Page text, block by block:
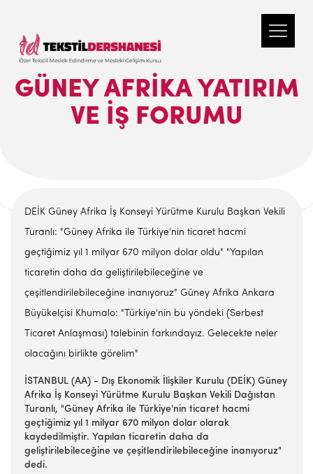
GÜNEY AFRIKA YATIRIM
VE İŞ FORUMU
DEİK Güney Afrika İş Konseyi Yürütme Kurulu Başkan Vekili
Turanlı: "Güney Afrika ile Türkiye'nin ticaret hacmi
geçtiğimiz yıl 1 milyar 670 milyon dolar oldu" "Yapılan
ticaretin daha da geliştirilebileceğine ve
çeşitlendirilebileceğine inanıyoruz" Güney Afrika Ankara
Büyükelçisi Khumalo: "Türkiye'nin bu yöndeki (Serbest
Ticaret Anlaşması) talebinin farkındayız. Gelecekte neler
olacağını birlikte görelim"
İSTANBUL (AA) - Dış Ekonomik İlişkiler Kurulu (DEİK) Güney
Afrika İş Konseyi Yürütme Kurulu Başkan Vekili Dağıstan
Turanlı, "Güney Afrika ile Türkiye'nin ticaret hacmi
geçtiğimiz yıl 1 milyar 670 milyon dolar olarak
kaydedilmiştir. Yapılan ticaretin daha da
geliştirilebileceğine ve çeşitlendirilebileceğine inanıyoruz"
dedi.